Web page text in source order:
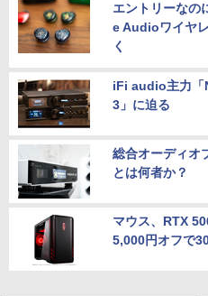
エントリーなの
e Audioワイヤ
く
iFi audio主力「
3」に迫る
総合オーディオ
とは何者か？
マウス、RTX
5,000円オフで